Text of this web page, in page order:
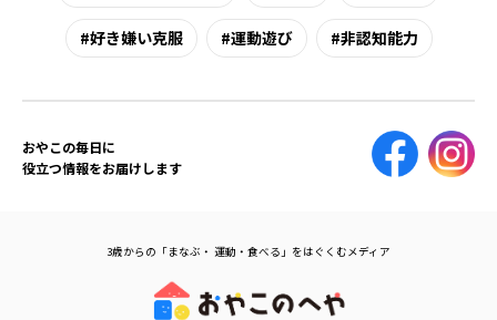
好き嫌い克服 運動遊び 非認知能力
おやこの毎日に
役立つ情報をお届けします
3歳からの「まなぶ・ 運動・食べる」をはぐくむメディア